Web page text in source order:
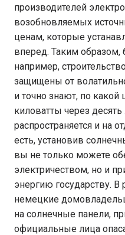
производителей
возобновляемых
ценам, которые
вперед. Таким
например,
защищены от
и точно знают, по какой
киловатты через
распространяется и на
есть, установив
вы не только можете
электричеством, но и
энергию государству. В
немецкие
на солнечные панели,
официальные лица